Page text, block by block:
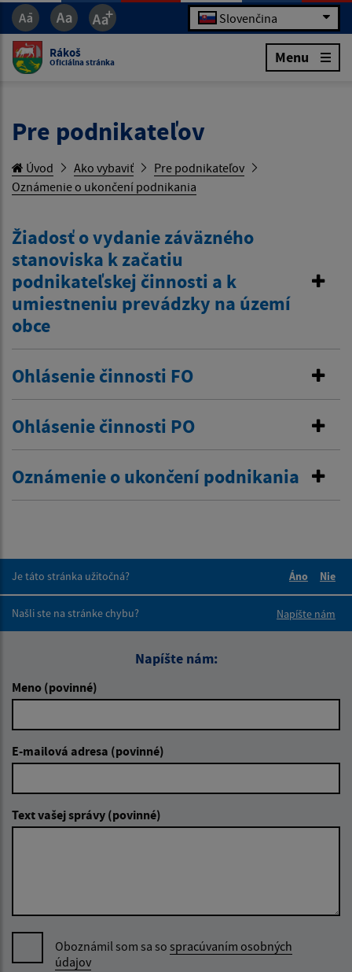
Slovenčina
Rákoš
Oficiálna stránka Menu
Pre podnikateľov
Úvod Ako vybaviť
Pre podnikateľov
Oznámenie o ukončení podnikania
Žiadosť o vydanie záväzného
stanoviska k začatiu
podnikateľskej činnosti a k
umiestneniu prevádzky na území
obce
Ohlásenie činnosti FO
Ohlásenie činnosti PO
Oznámenie o ukončení podnikania
Je táto stránka užitočná?
Áno
Nie
Našli ste na stránke chybu?
Napíšte nám
Napíšte nám:
Meno (povinné)
E-mailová adresa (povinné)
Text vašej správy (povinné)
Oboznámil som sa so spracúvaním osobných
údajov